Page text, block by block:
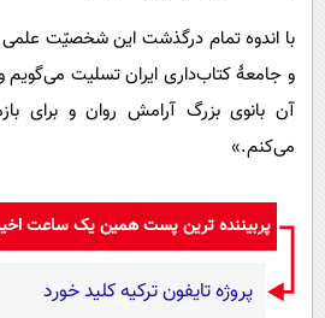
با اندوه تمام درگذشت این شخصیّت علمی
و جامعۀ کتاب‌داری ایران تسلیت می‌گویم و
آن بانوی بزرگ آرامش روان و برای
می‌کنم.»
پربیننده ترین پست همین یک ساعت
پروژه تایفون ترکیه کلید خورد